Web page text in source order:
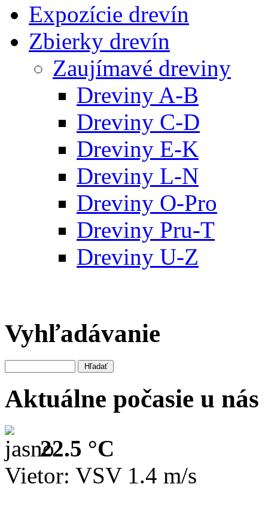
Expozície drevín
Zbierky drevín
Zaujímavé dreviny
Dreviny A-B
Dreviny C-D
Dreviny E-K
Dreviny L-N
Dreviny O-Pro
Dreviny Pru-T
Dreviny U-Z
Vyhľadávanie
Aktuálne počasie u nás
22.5 °C
Vietor: VSV 1.4 m/s